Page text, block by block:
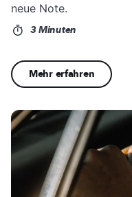
neue Note.
3 Minuten
Mehr erfahren